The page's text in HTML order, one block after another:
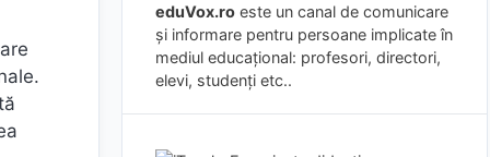
eduVox.ro este un canal de comunicare
și informare pentru persoane implicate în
mediul educațional: profesori, directori,
elevi, studenți etc..